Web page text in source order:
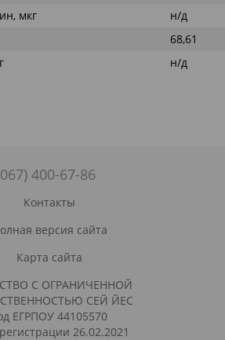
мкг
н/д
68,61
н/д
400-67-86
Контакты
версия сайта
Карта сайта
С ОГРАНИЧЕННОЙ
СЕЙ ЙЕС
ЕГРПОУ 44105570
26.02.2021